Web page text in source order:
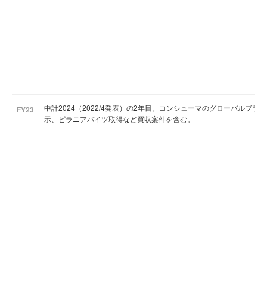
FY23
中計2024（2022/4発表）の2年目。コンシューマのグローバルブラ
示、ピラニアバイツ取得など買収案件を含む。